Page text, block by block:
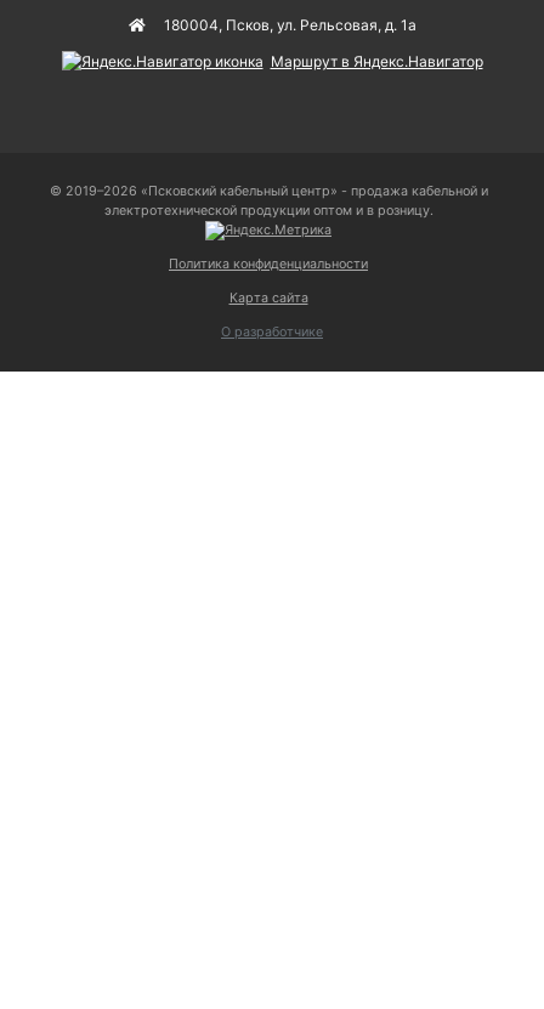
180004, Псков, ул. Рельсовая, д. 1а
Маршрут в Яндекс.Навигатор
© 2019–2026 «Псковский кабельный центр» - продажа кабельной и
электротехнической продукции оптом и в розницу.
Политика конфиденциальности
Карта сайта
О разработчике